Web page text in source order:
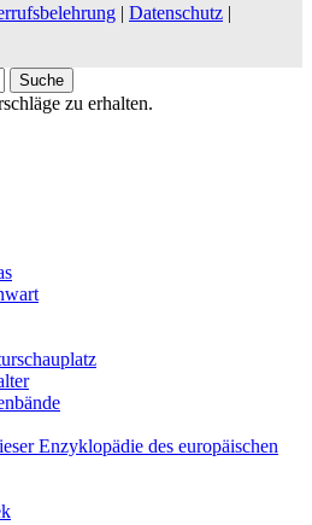
| Datenschutz |
Suche
zu erhalten.
Enzyklopädie des europäischen